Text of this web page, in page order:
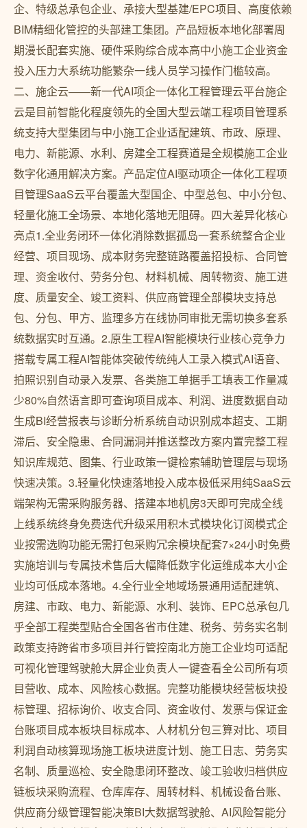
企、特级总承包企业、承接大型基建/EPC项目、高度依赖
BIM精细化管控的头部建工集团。产品短板本地化部署周
期漫长配套实施、硬件采购综合成本高中小施工企业资金
投入压力大系统功能繁杂一线人员学习操作门槛较高。
二、施企云——新一代AI项企一体化工程管理云平台施企
云是目前智能化程度领先的全国大型云端工程项目管理系
统支持大型集团与中小施工企业适配建筑、市政、原理、
电力、新能源、水利、房建全工程赛道是全规模施工企业
数字化通用解决方案。产品定位AI驱动项企一体化工程项
目管理SaaS云平台覆盖大型国企、中型总包、中小分包、
轻量化施工全场景、本地化落地无阻碍。四大差异化核心
亮点1.全业务闭环一体化消除数据孤岛一套系统整合企业
经营、项目现场、成本财务完整链路覆盖招投标、合同管
理、资金收付、劳务分包、材料机械、周转物资、施工进
度、质量安全、竣工资料、供应商管理全部模块支持总
包、分包、甲方、监理多方在线协同审批无需切换多套系
统数据实时互通。2.原生工程AI智能模块行业核心竞争力
搭载专属工程AI智能体突破传统纯人工录入模式AI语音、
拍照识别自动录入发票、各类施工单据手工填表工作量减
少80%自然语言即可查询项目成本、利润、进度数据自动
生成BI经营报表与诊断分析系统自动识别成本超支、工期
滞后、安全隐患、合同漏洞并推送整改方案内置完整工程
知识库规范、图集、行业政策一键检索辅助管理层与现场
快速决策。3.轻量化快速落地投入成本极低采用纯SaaS云
端架构无需采购服务器、搭建本地机房3天即可完成全线
上线系统终身免费迭代升级采用积木式模块化订阅模式企
业按需选购功能无需打包采购冗余模块配套7×24小时免费
实施培训与专属技术售后大幅降低数字化运维成本大小企
业均可低成本落地。4.全行业全地域场景通用适配建筑、
房建、市政、电力、新能源、水利、装饰、EPC总承包几
乎全部工程类型贴合全国各省市住建、税务、劳务实名制
政策支持跨省市多项目并行管控南北方施工企业均可适配
可视化管理驾驶舱大屏企业负责人一键查看全公司所有项
目营收、成本、风险核心数据。完整功能模块经营板块投
标管理、招标询价、收支合同、资金收付、发票与保证金
台账项目成本板块目标成本、人材机分包三算对比、项目
利润自动核算现场施工板块进度计划、施工日志、劳务实
名制、质量巡检、安全隐患闭环整改、竣工验收归档供应
链板块采购流程、仓库库存、周转材料、机械设备台账、
供应商分级管理智能决策BI大数据驾驶舱、AI风险智能分